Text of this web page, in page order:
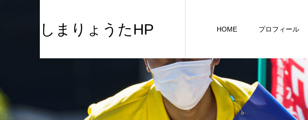
しまりょうたHP HOME プロフィール